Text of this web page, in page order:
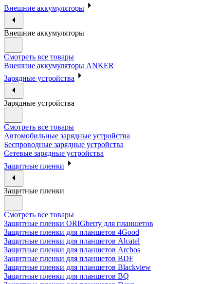
Внешние аккумуляторы
Внешние аккумуляторы
Смотреть все товары
Внешние аккумуляторы ANKER
Зарядные устройства
Зарядные устройства
Смотреть все товары
Автомобильные зарядные устройства
Беспроводные зарядные устройства
Сетевые зарядные устройства
Защитные пленки
Защитные пленки
Смотреть все товары
Защитные пленки ORIGberry для планшетов
Защитные пленки для планшетов 4Good
Защитные пленки для планшетов Alcatel
Защитные пленки для планшетов Archos
Защитные пленки для планшетов BDF
Защитные пленки для планшетов Blackview
Защитные пленки для планшетов BQ